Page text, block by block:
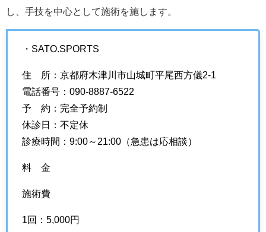
し、手技を中心として施術を施します。
・SATO.SPORTS
住 所：京都府木津川市山城町平尾西方儀2-1
電話番号：090-8887-6522
予 約：完全予約制
休診日：不定休
診療時間：9:00～21:00（急患は応相談）
料 金
施術費
1回：5,000円